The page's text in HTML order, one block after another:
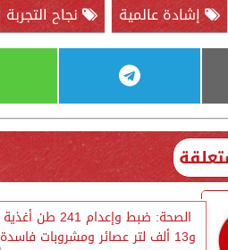
إشادة عالمية نجاح
الصحة: ضبط وإعدام 241 طن أغذية
و13 ألف لتر عصائر ومشروبات فاسدة